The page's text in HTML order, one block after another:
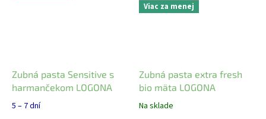
Zubná pasta Sensitive s
harmančekom LOGONA
5 – 7 dní
Viac za menej
Zubná pasta extra fresh
bio mäta LOGONA
Na sklade